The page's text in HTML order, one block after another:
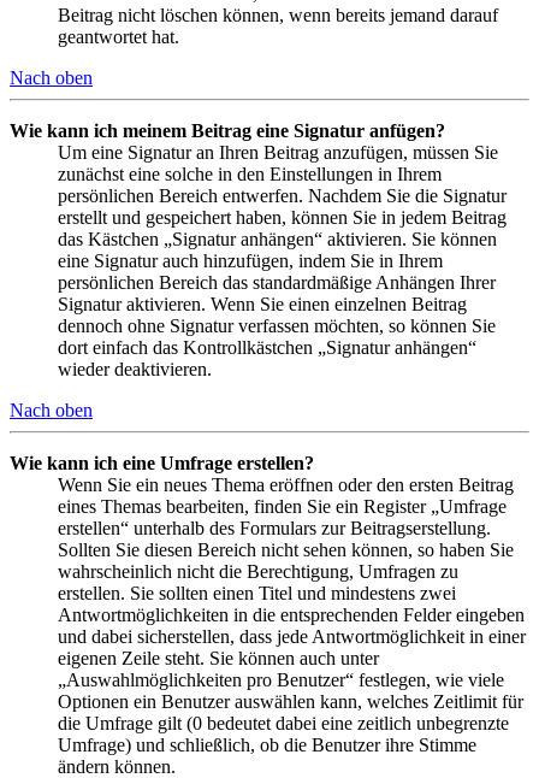
Beitrag nicht löschen können, wenn bereits jemand darauf
geantwortet hat.
Nach oben
Wie kann ich meinem Beitrag eine Signatur anfügen?
Um eine Signatur an Ihren Beitrag anzufügen, müssen Sie
zunächst eine solche in den Einstellungen in Ihrem
persönlichen Bereich entwerfen. Nachdem Sie die Signatur
erstellt und gespeichert haben, können Sie in jedem Beitrag
das Kästchen „Signatur anhängen“ aktivieren. Sie können
eine Signatur auch hinzufügen, indem Sie in Ihrem
persönlichen Bereich das standardmäßige Anhängen Ihrer
Signatur aktivieren. Wenn Sie einen einzelnen Beitrag
dennoch ohne Signatur verfassen möchten, so können Sie
dort einfach das Kontrollkästchen „Signatur anhängen“
wieder deaktivieren.
Nach oben
Wie kann ich eine Umfrage erstellen?
Wenn Sie ein neues Thema eröffnen oder den ersten Beitrag
eines Themas bearbeiten, finden Sie ein Register „Umfrage
erstellen“ unterhalb des Formulars zur Beitragserstellung.
Sollten Sie diesen Bereich nicht sehen können, so haben Sie
wahrscheinlich nicht die Berechtigung, Umfragen zu
erstellen. Sie sollten einen Titel und mindestens zwei
Antwortmöglichkeiten in die entsprechenden Felder eingeben
und dabei sicherstellen, dass jede Antwortmöglichkeit in einer
eigenen Zeile steht. Sie können auch unter
„Auswahlmöglichkeiten pro Benutzer“ festlegen, wie viele
Optionen ein Benutzer auswählen kann, welches Zeitlimit für
die Umfrage gilt (0 bedeutet dabei eine zeitlich unbegrenzte
Umfrage) und schließlich, ob die Benutzer ihre Stimme
ändern können.